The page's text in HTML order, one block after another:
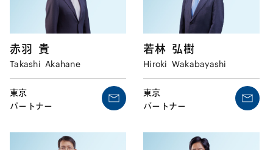
赤羽 貴
Takashi Akahane
東京
パートナー
若林 弘樹
Hiroki Wakabayashi
東京
パートナー